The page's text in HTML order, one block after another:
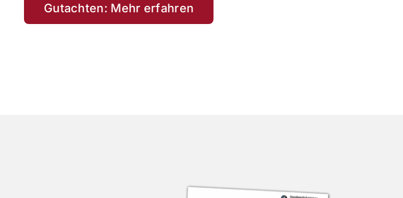
Gutachten: Mehr erfahren